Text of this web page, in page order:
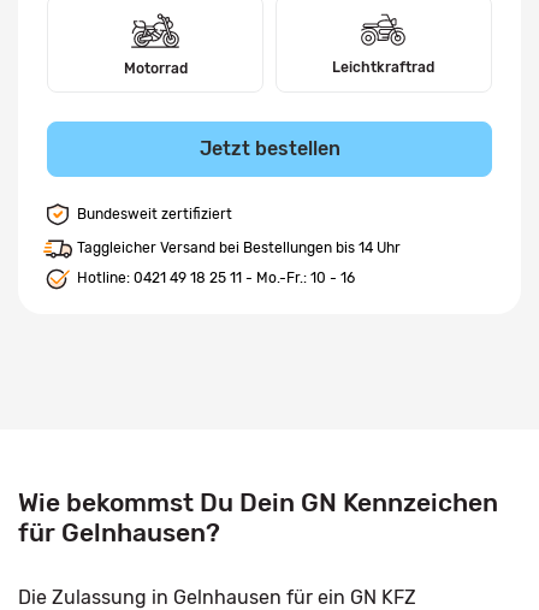
Motorrad Leichtkraftrad
Jetzt bestellen
Bundesweit zertifiziert
Taggleicher Versand bei Bestellungen bis 14 Uhr
Hotline: 0421 49 18 25 11 - Mo.-Fr.: 10 - 16
Wie bekommst Du Dein GN Kennzeichen
für Gelnhausen?
Die Zulassung in Gelnhausen für ein GN KFZ